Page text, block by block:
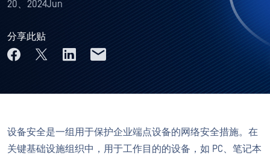
20、2024Jun
分享此贴
设备安全是一组用于保护企业端点设备的网络安全措施。在
关键基础设施组织中，用于工作目的的设备，如 PC、笔记本